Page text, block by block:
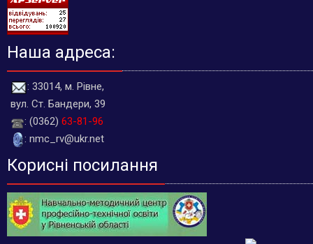
Наша адреса:
: 33014, м. Рівне,
вул. Ст. Бандери, 39
: (0362) 63-81-96
: nmc_rv@ukr.net
Корисні посилання